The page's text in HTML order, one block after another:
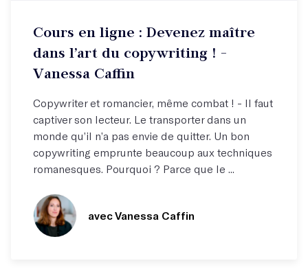
Cliquez pour écouter un extrait de ce cours !
Cours en ligne : Devenez maître
dans l’art du copywriting ! -
Vanessa Caffin
Copywriter et romancier, même combat ! - Il faut
captiver son lecteur. Le transporter dans un
monde qu’il n’a pas envie de quitter. Un bon
copywriting emprunte beaucoup aux techniques
romanesques. Pourquoi ? Parce que le ...
avec Vanessa Caffin